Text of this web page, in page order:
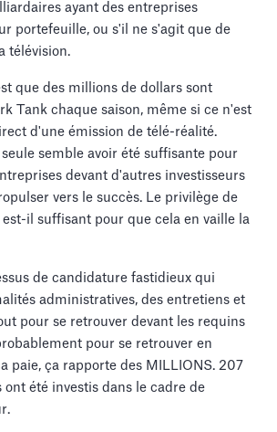
ayant des entreprises
portefeuille, ou s'il ne s'agit que de
télévision.
que des millions de dollars sont
Tank chaque saison, même si ce n'est
d'une émission de télé-réalité.
semble avoir été suffisante pour
devant d'autres investisseurs
vers le succès. Le privilège de
est-il suffisant pour que cela en vaille la
de candidature fastidieux qui
administratives, des entretiens et
pour se retrouver devant les requins
pour se retrouver en
paie, ça rapporte des MILLIONS. 207
été investis dans le cadre de